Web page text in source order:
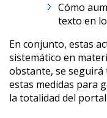
Cómo
texto en
En conjunto, estas
sistemático en
obstante, se seguirá
estas medidas para
la totalidad del portal